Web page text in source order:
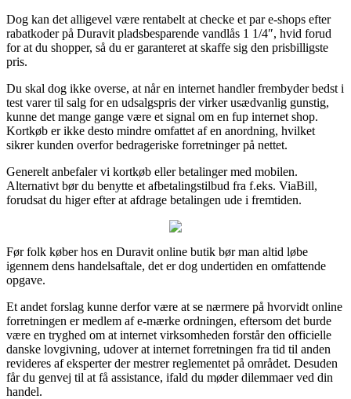
Dog kan det alligevel være rentabelt at checke et par e-shops efter
rabatkoder på Duravit pladsbesparende vandlås 1 1/4″, hvid forud
for at du shopper, så du er garanteret at skaffe sig den prisbilligste
pris.
Du skal dog ikke overse, at når en internet handler frembyder bedst i
test varer til salg for en udsalgspris der virker usædvanlig gunstig,
kunne det mange gange være et signal om en fup internet shop.
Kortkøb er ikke desto mindre omfattet af en anordning, hvilket
sikrer kunden overfor bedrageriske forretninger på nettet.
Generelt anbefaler vi kortkøb eller betalinger med mobilen.
Alternativt bør du benytte et afbetalingstilbud fra f.eks. ViaBill,
forudsat du higer efter at afdrage betalingen ude i fremtiden.
Før folk køber hos en Duravit online butik bør man altid løbe
igennem dens handelsaftale, det er dog undertiden en omfattende
opgave.
Et andet forslag kunne derfor være at se nærmere på hvorvidt online
forretningen er medlem af e-mærke ordningen, eftersom det burde
være en tryghed om at internet virksomheden forstår den officielle
danske lovgivning, udover at internet forretningen fra tid til anden
revideres af eksperter der mestrer reglementet på området. Desuden
får du genvej til at få assistance, ifald du møder dilemmaer ved din
handel.